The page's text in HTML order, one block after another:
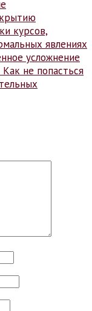
курсов,
явлениях
усложнение
не попасться